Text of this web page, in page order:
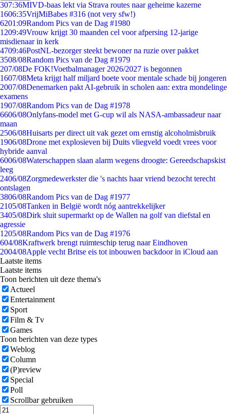
307:36MIVD-baas lekt via Strava routes naar geheime kazerne
1606:35VrijMiBabes #316 (not very sfw!)
6201:09Random Pics van de Dag #1980
1209:49Vrouw krijgt 30 maanden cel voor afpersing 12-jarige
misdienaar in kerk
4709:46PostNL-bezorger steekt bewoner na ruzie over pakket
3508/08Random Pics van de Dag #1979
207/08De FOK!Voetbalmanager 2026/2027 is begonnen
1607/08Meta krijgt half miljard boete voor mentale schade bij jongeren
2007/08Denemarken pakt AI-gebruik in scholen aan: extra mondelinge
examens
1907/08Random Pics van de Dag #1978
6606/08Onlyfans-model met G-cup wil als NASA-ambassadeur naar
maan
2506/08Huisarts per direct uit vak gezet om ernstig alcoholmisbruik
1906/08Drone met explosieven bij Duits vliegveld voedt vrees voor
hybride aanval
6006/08Waterschappen slaan alarm wegens droogte: Gereedschapskist
leeg
2406/08Zorgmedewerkster die 's nachts haar vriend bezocht terecht
ontslagen
3806/08Random Pics van de Dag #1977
2105/08Tanken in België wordt nóg aantrekkelijker
3405/08Dirk sluit supermarkt op de Wallen na golf van diefstal en
agressie
1205/08Random Pics van de Dag #1976
604/08Kraftwerk brengt ruimteschip terug naar Eindhoven
2004/08Apple vecht Britse eis tot inbouwen backdoor in iCloud aan
Laatste items
Laatste items
Toon berichten uit deze thema's
Actueel
Entertainment
Sport
Film & Tv
Games
Toon berichten van deze types
Weblog
Column
(P)review
Special
Poll
Scrollbar gebruiken